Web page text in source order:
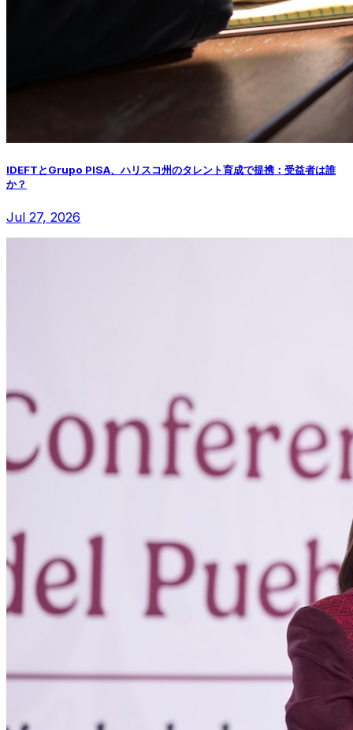
IDEFTとGrupo PISA、ハリスコ州のタレント育成で提携：受益者は誰
か？
Jul 27, 2026